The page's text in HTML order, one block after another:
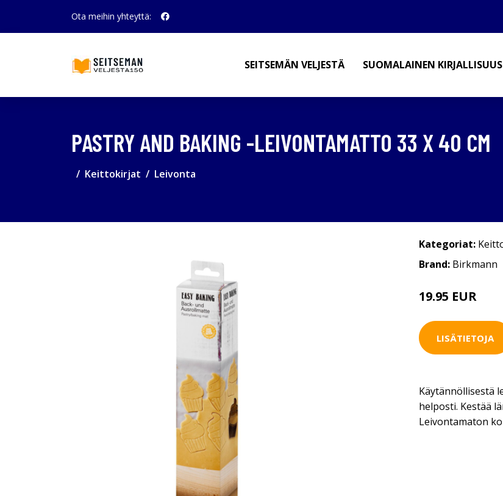
Ota meihin yhteyttä:
SEITSEMÄN VELJESTÄ SUOMALAINEN KIRJALLISUUS
PASTRY AND BAKING -LEIVONTAMATTO 33 X 40 CM
Keittokirjat Leivonta
Kategoriat:
Brand: Birkmann
19.95 EUR
LISÄTIETOJA
Käytännöllisestä
helposti. Kestää
Leivontamaton